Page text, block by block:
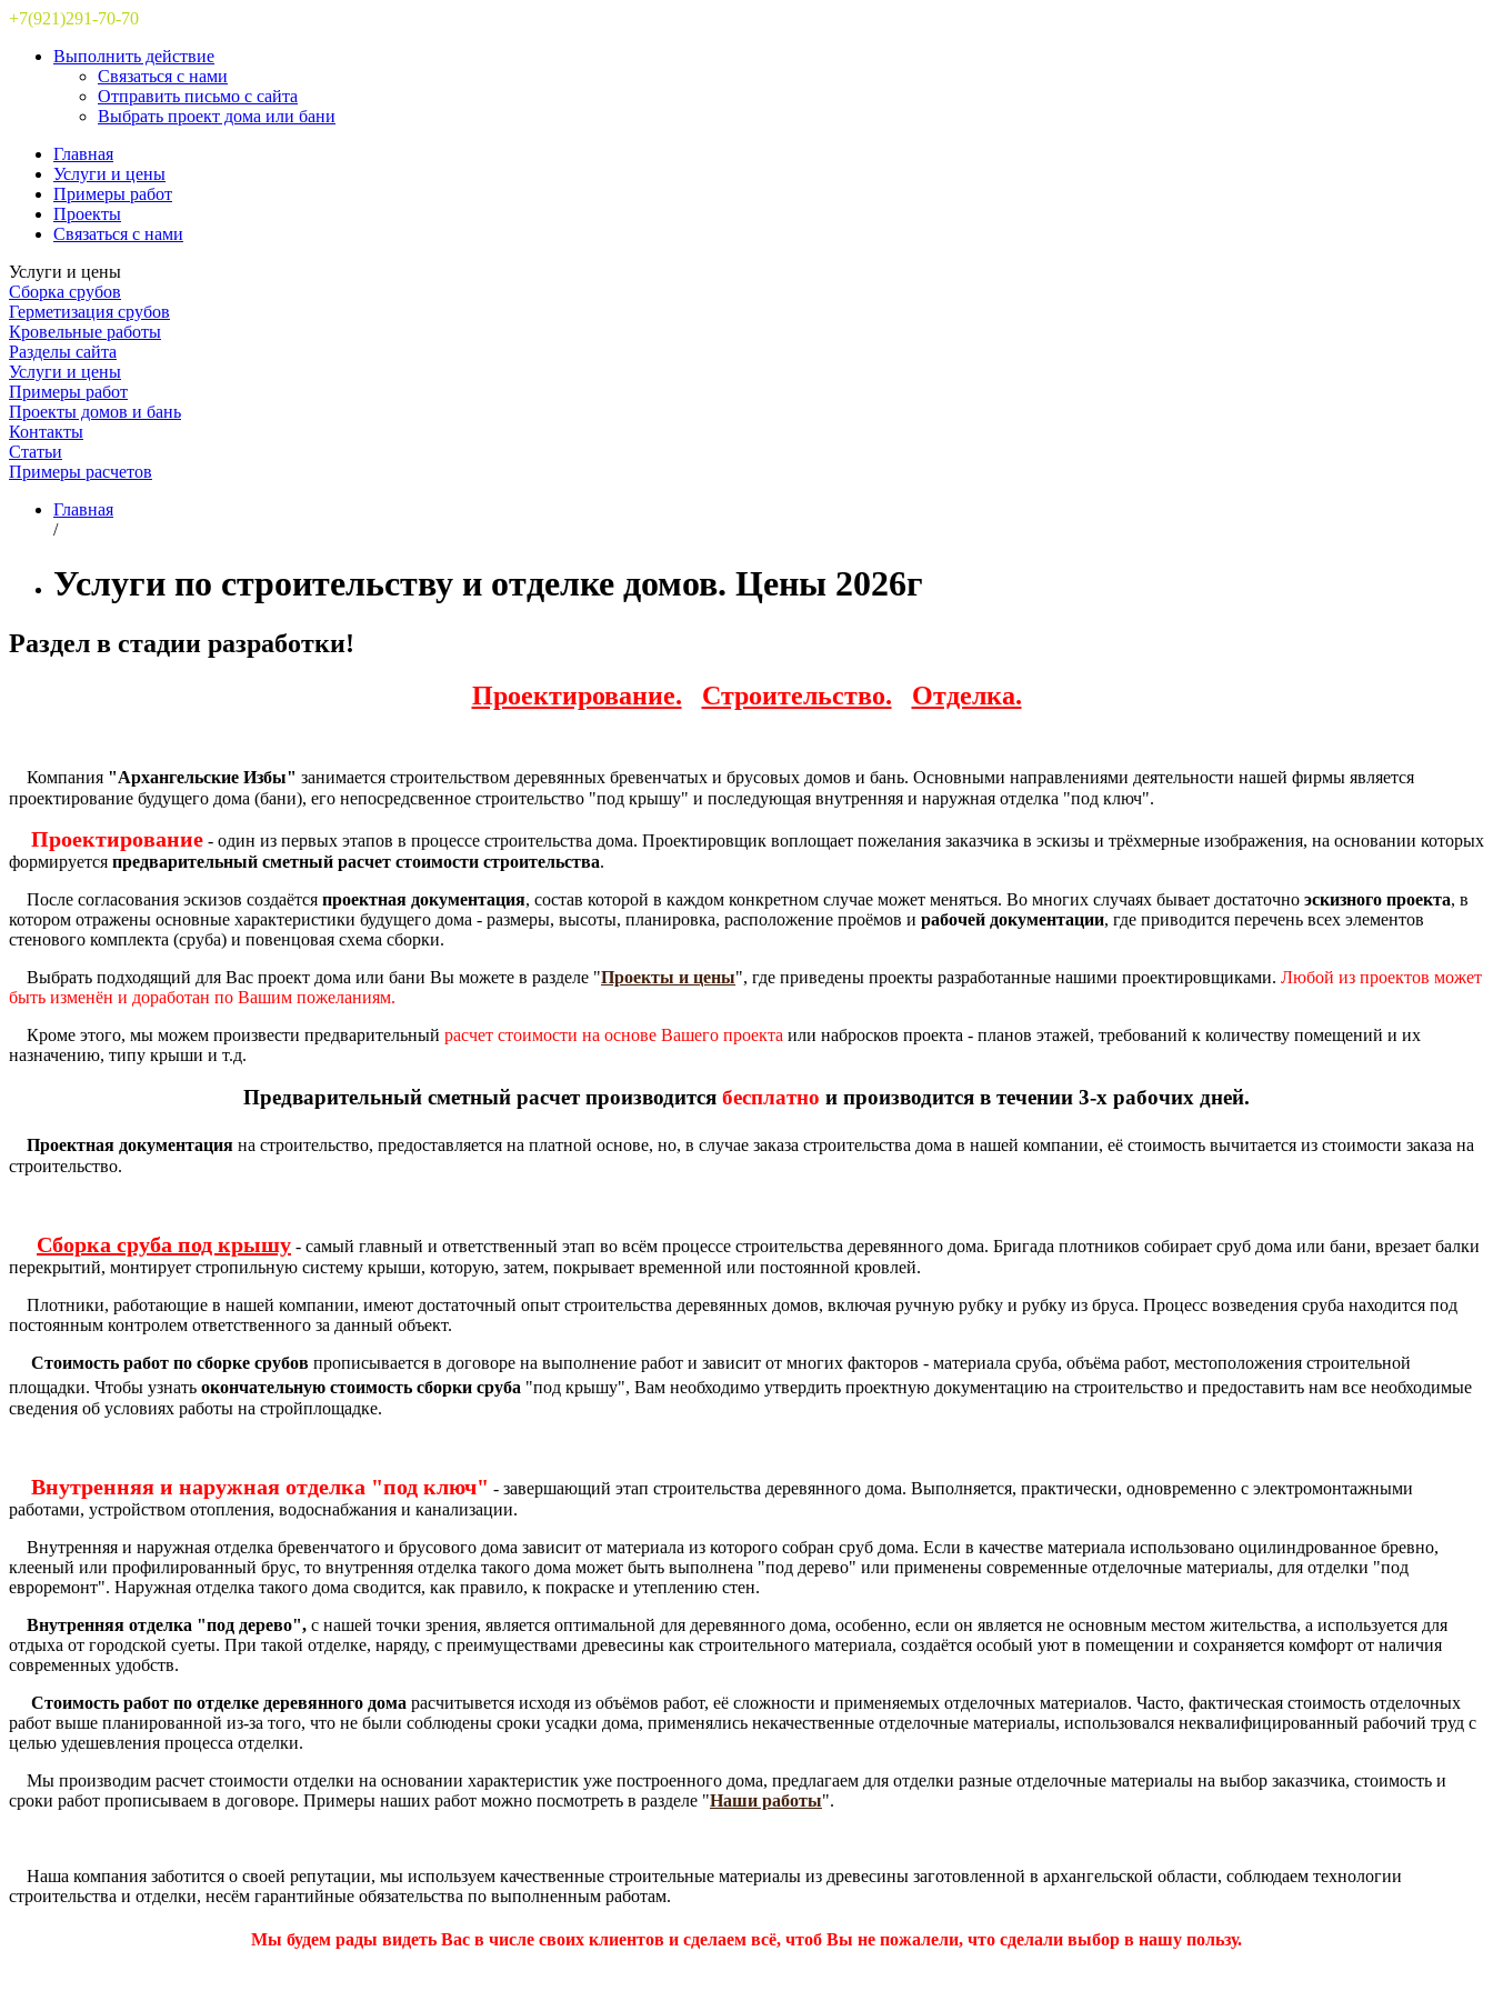
+7(921)291-70-70
Выполнить действие
Связаться с нами
Отправить письмо с сайта
Выбрать проект дома или бани
Главная
Услуги и цены
Примеры работ
Проекты
Связаться с нами
Услуги и цены
Сборка срубов
Герметизация срубов
Кровельные работы
Разделы сайта
Услуги и цены
Примеры работ
Проекты домов и бань
Контакты
Статьи
Примеры расчетов
Главная
/
Услуги по строительству и отделке домов. Цены 2026г
Раздел в стадии разработки!
Проектирование.
Строительство. Отделка.
Компания "Архангельские Избы" занимается строительством деревянных бревенчатых и брусовых домов и бань. Основными направлениями деятельности нашей фирмы является
проектирование будущего дома (бани), его непосредсвенное строительство "под крышу" и последующая внутренняя и наружная отделка "под ключ".
Проектирование - один из первых этапов в процессе строительства дома. Проектировщик воплощает пожелания заказчика в эскизы и трёхмерные изображения, на основании которых
формируется предварительный сметный расчет стоимости строительства.
После согласования эскизов создаётся проектная документация, состав которой в каждом конкретном случае может меняться. Во многих случаях бывает достаточно эскизного проекта, в
котором отражены основные характеристики будущего дома - размеры, высоты, планировка, расположение проёмов и рабочей документации, где приводится перечень всех элементов
стенового комплекта (сруба) и повенцовая схема сборки.
Выбрать подходящий для Вас проект дома или бани Вы можете в разделе "Проекты и цены", где приведены проекты разработанные нашими проектировщиками. Любой из проектов может
быть изменён и доработан по Вашим пожеланиям.
Кроме этого, мы можем произвести предварительный расчет стоимости на основе Вашего проекта или набросков проекта - планов этажей, требований к количеству помещений и их
назначению, типу крыши и т.д.
Предварительный сметный расчет производится бесплатно и производится в течении 3-х рабочих дней.
Проектная документация на строительство, предоставляется на платной основе, но, в случае заказа строительства дома в нашей компании, её стоимость вычитается из стоимости заказа на
строительство.
Сборка сруба под крышу - самый главный и ответственный этап во всём процессе строительства деревянного дома. Бригада плотников собирает сруб дома или бани, врезает балки
перекрытий, монтирует стропильную систему крыши, которую, затем, покрывает временной или постоянной кровлей.
Плотники, работающие в нашей компании, имеют достаточный опыт строительства деревянных домов, включая ручную рубку и рубку из бруса. Процесс возведения сруба находится под
постоянным контролем ответственного за данный объект.
Стоимость работ по сборке срубов прописывается в договоре на выполнение работ и зависит от многих факторов - материала сруба, объёма работ, местоположения строительной
площадки. Чтобы узнать окончательную стоимость сборки сруба "под крышу", Вам необходимо утвердить проектную документацию на строительство и предоставить нам все необходимые
сведения об условиях работы на стройплощадке.
Внутренняя и наружная отделка "под ключ" - завершающий этап строительства деревянного дома. Выполняется, практически, одновременно с электромонтажными
работами, устройством отопления, водоснабжания и канализации.
Внутренняя и наружная отделка бревенчатого и брусового дома зависит от материала из которого собран сруб дома. Если в качестве материала использовано оцилиндрованное бревно,
клееный или профилированный брус, то внутренняя отделка такого дома может быть выполнена "под дерево" или применены современные отделочные материалы, для отделки "под
евроремонт". Наружная отделка такого дома сводится, как правило, к покраске и утеплению стен.
Внутренняя отделка "под дерево", с нашей точки зрения, является оптимальной для деревянного дома, особенно, если он является не основным местом жительства, а используется для
отдыха от городской суеты. При такой отделке, наряду, с преимуществами древесины как строительного материала, создаётся особый уют в помещении и сохраняется комфорт от наличия
современных удобств.
Стоимость работ по отделке деревянного дома расчитывется исходя из объёмов работ, её сложности и применяемых отделочных материалов. Часто, фактическая стоимость отделочных
работ выше планированной из-за того, что не были соблюдены сроки усадки дома, применялись некачественные отделочные материалы, использовался неквалифицированный рабочий труд с
целью удешевления процесса отделки.
Мы производим расчет стоимости отделки на основании характеристик уже построенного дома, предлагаем для отделки разные отделочные материалы на выбор заказчика, стоимость и
сроки работ прописываем в договоре. Примеры наших работ можно посмотреть в разделе "Наши работы".
Наша компания заботится о своей репутации, мы используем качественные строительные материалы из древесины заготовленной в архангельской области, соблюдаем технологии
строительства и отделки, несём гарантийные обязательства по выполненным работам.
Мы будем рады видеть Вас в числе своих клиентов и сделаем всё, чтоб Вы не пожалели, что сделали выбор в нашу пользу.